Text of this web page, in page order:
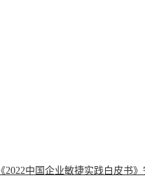
《2022中国企业敏捷实践白皮书